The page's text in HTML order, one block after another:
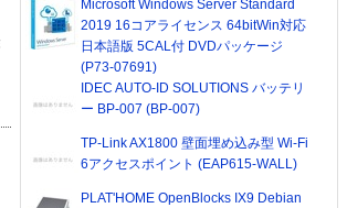
Microsoft Windows Server Standard
2019 16コアライセンス 64bitWin対応
日本語版 5CAL付 DVDパッケージ
(P73-07691)
IDEC AUTO-ID SOLUTIONS バッテリ
ー BP-007 (BP-007)
TP-Link AX1800 壁面埋め込み型 Wi-Fi
6アクセスポイント (EAP615-WALL)
PLAT'HOME OpenBlocks IX9 Debian